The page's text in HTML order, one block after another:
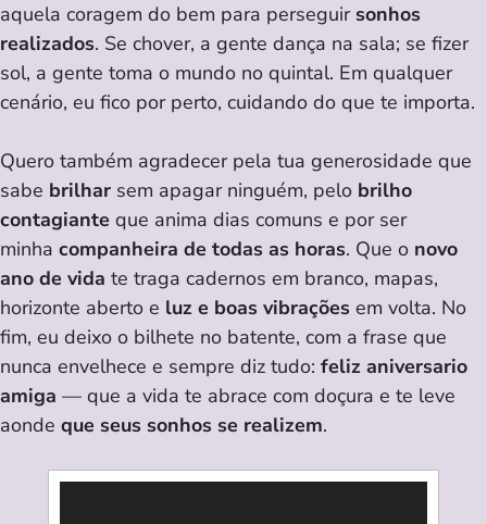
aquela coragem do bem para perseguir sonhos
realizados. Se chover, a gente dança na sala; se fizer
sol, a gente toma o mundo no quintal. Em qualquer
cenário, eu fico por perto, cuidando do que te importa.
Quero também agradecer pela tua generosidade que
sabe brilhar sem apagar ninguém, pelo brilho
contagiante que anima dias comuns e por ser
minha companheira de todas as horas. Que o novo
ano de vida te traga cadernos em branco, mapas,
horizonte aberto e luz e boas vibrações em volta. No
fim, eu deixo o bilhete no batente, com a frase que
nunca envelhece e sempre diz tudo: feliz aniversario
amiga — que a vida te abrace com doçura e te leve
aonde que seus sonhos se realizem.